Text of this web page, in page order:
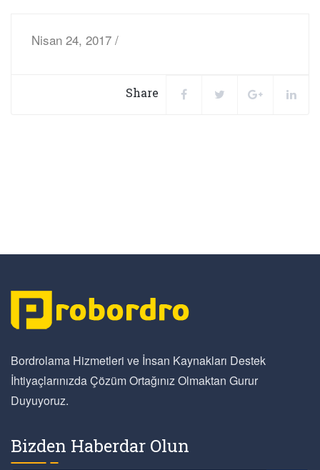
Nisan 24, 2017 /
Share
Bordrolama Hizmetleri ve İnsan Kaynakları Destek
İhtiyaçlarınızda Çözüm Ortağınız Olmaktan Gurur
Duyuyoruz.
Bizden Haberdar Olun